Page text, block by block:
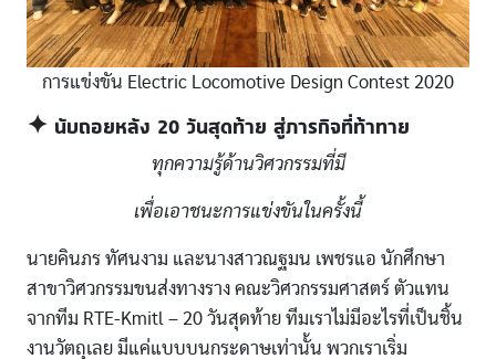
การแข่งขัน Electric Locomotive Design Contest 2020
✦ นับถอยหลัง 20 วันสุดท้าย สู่ภารกิจที่ท้าทาย
ทุกความรู้ด้านวิศวกรรมที่มี
เพื่อเอาชนะการแข่งขันในครั้งนี้
นายคินภร ทัศนงาม และนางสาวณฐมน เพชรแอ นักศึกษา
สาขาวิศวกรรมขนส่งทางราง คณะวิศวกรรมศาสตร์ ตัวแทน
จากทีม RTE-Kmitl – 20 วันสุดท้าย ทีมเราไม่มีอะไรที่เป็นชิ้น
งานวัตถุเลย มีแค่แบบบนกระดาษเท่านั้น พวกเราเริ่ม